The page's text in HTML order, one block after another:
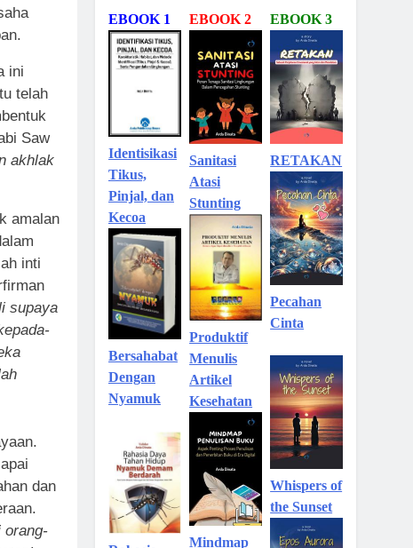
ini
telah
Saw
akhlak
amalan
inti
supaya
dan
orang-
EBOOK 1
Identisikasi
Tikus,
Pinjal, dan
Kecoa
Bersahabat
Dengan
Nyamuk
EBOOK 2
Sanitasi
Atasi
Stunting
Produktif
Menulis
Artikel
Kesehatan
Mindmap
EBOOK 3
RETAKAN
Pecahan
Cinta
Whispers of
the Sunset